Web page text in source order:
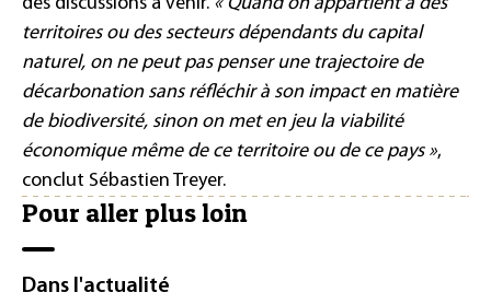
territoires ou des secteurs dépendants du capital
naturel, on ne peut pas penser une trajectoire de
décarbonation sans réfléchir à son impact en matière
de biodiversité, sinon on met en jeu la viabilité
économique même de ce territoire ou de ce pays »,
conclut Sébastien Treyer.
Pour aller plus loin
Dans l'actualité